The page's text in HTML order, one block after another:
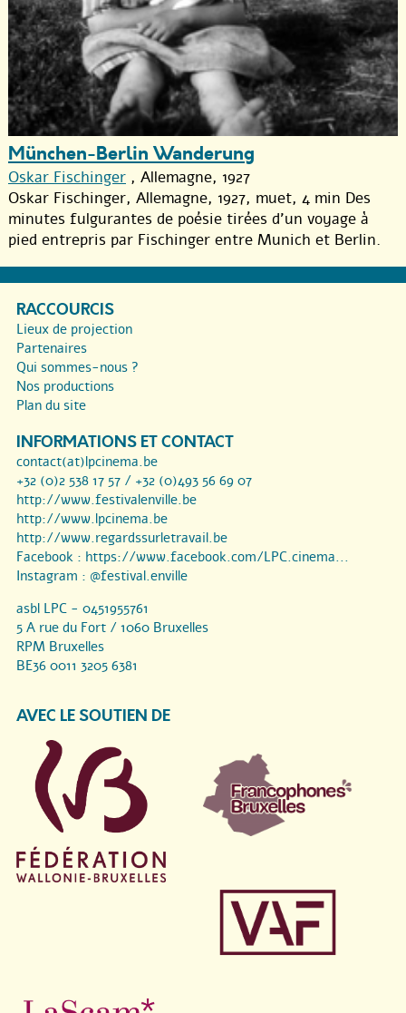
München-Berlin Wanderung
Oskar Fischinger , Allemagne, 1927
Oskar Fischinger, Allemagne, 1927, muet, 4 min Des
minutes fulgurantes de poésie tirées d’un voyage à
pied entrepris par Fischinger entre Munich et Berlin.
RACCOURCIS
Lieux de projection
Partenaires
Qui sommes-nous ?
Nos productions
Plan du site
INFORMATIONS ET CONTACT
contact(at)lpcinema.be
+32 (0)2 538 17 57 / +32 (0)493 56 69 07
http://www.festivalenville.be
http://www.lpcinema.be
http://www.regardssurletravail.be
Facebook : https://www.facebook.com/LPC.cinema...
Instagram : @festival.enville
asbl LPC - 0451955761
5 A rue du Fort / 1060 Bruxelles
RPM Bruxelles
BE36 0011 3205 6381
AVEC LE SOUTIEN DE